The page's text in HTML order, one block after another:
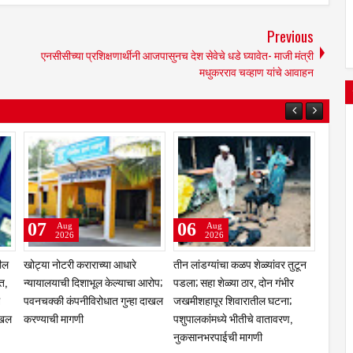
Previous
एनसीसीच्या प्रशिक्षणार्थीनी आजपासुनच देश सेवेचे धडे घ्यावेत- माजी मंत्री
मधुकरराव चव्हाण यांचे आवाहन
क्रीडा क्षेत्रात नळदुर्गची मान उंचावली;
विद्यापीठाकडून नऊ गुणवंत खेळाडू,
प्रशिक्षक व व्यवस्थापकांचा होणार
गौरव
03
Aug
2026
शहाबाज काझी यांचा नळदुर्गमध्ये
जल्लोषात नागरी सत्कार; हैदर कुरेशी
मित्र परिवाराचा पुढाकार; फटाक्यांची
आतषबाजी, घोषणांनी शहर दणाणले
08
Aug
2026
एसआयआर
३,९२४
दुबार,
मतदारांची
करण्याचे
07